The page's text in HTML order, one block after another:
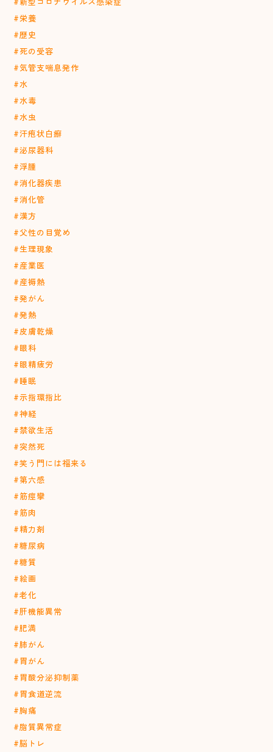
#栄養
#歴史
#死の受容
#気管支喘息発作
#水
#水毒
#水虫
#汗疱状白癬
#泌尿器科
#浮腫
#消化器疾患
#消化管
#漢方
#父性の目覚め
#生理現象
#産業医
#産褥熱
#発がん
#発熱
#皮膚乾燥
#眼科
#眼精疲労
#睡眠
#示指環指比
#神経
#禁欲生活
#突然死
#笑う門には福来る
#第六感
#筋痙攣
#筋肉
#精力剤
#糖尿病
#糖質
#絵画
#老化
#肝機能異常
#肥満
#肺がん
#胃がん
#胃酸分泌抑制薬
#胃食道逆流
#胸痛
#脂質異常症
#脳トレ